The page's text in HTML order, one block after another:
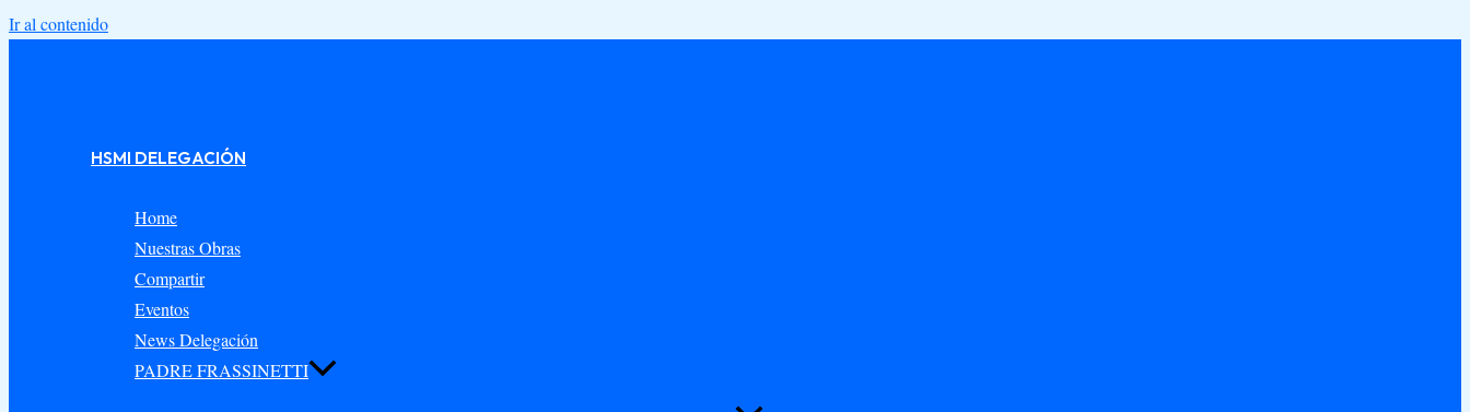
Ir al contenido
HSMI DELEGACIÓN
Home
Nuestras Obras
Compartir
Eventos
News Delegación
PADRE FRASSINETTI